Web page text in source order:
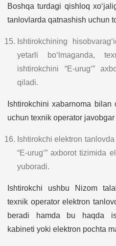
Boshqa turdagi qishloq
tanlovlarda qatnashish uchun
Ishtirokchining
yetarli bo‘lmaganda,
ishtirokchini “E-urug‘”
qiladi.
Ishtirokchini xabarnoma bilan
uchun texnik operator
Ishtirokchi elektron
“E-urug‘” axborot tizimida
yuboradi.
Ishtirokchi ushbu Nizom
texnik operator elektron
beradi hamda bu haqda
kabineti yoki elektron pochta